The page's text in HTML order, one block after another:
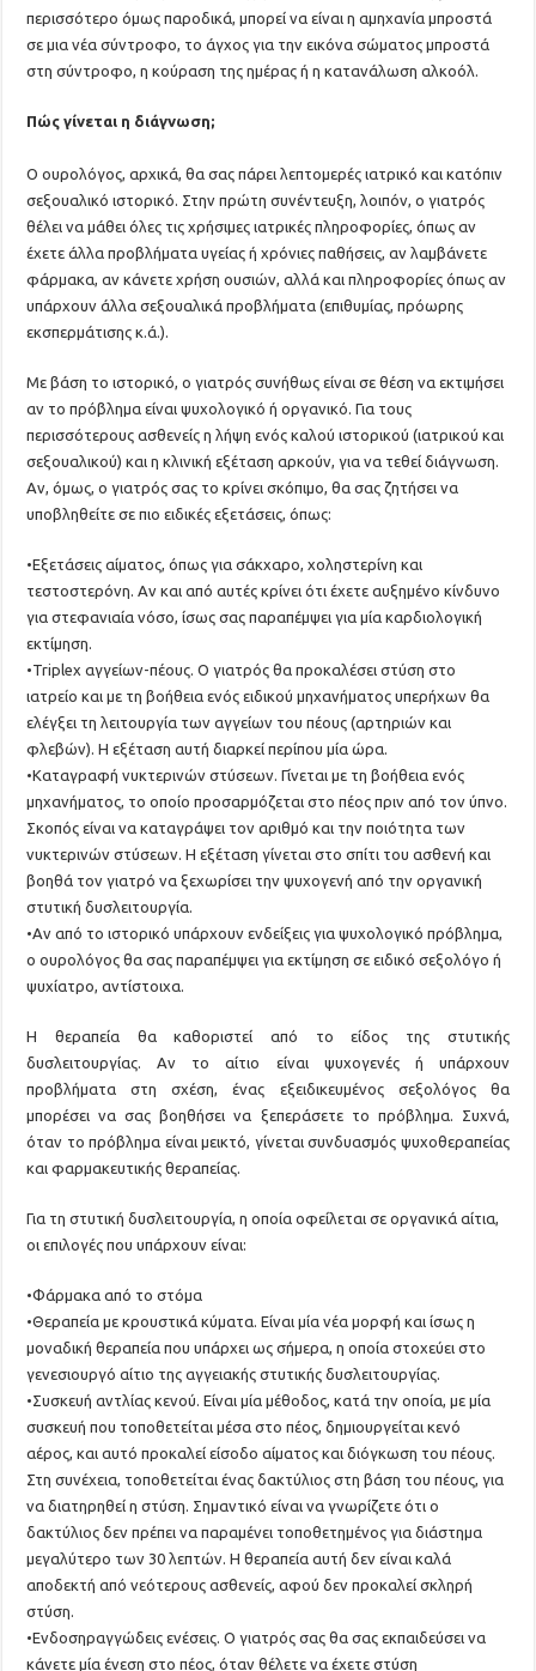
περισσότερο όμως παροδικά, μπορεί να είναι η αμηχανία μπροστά
σε μια νέα σύντροφο, το άγχος για την εικόνα σώματος μπροστά
στη σύντροφο, η κούραση της ημέρας ή η κατανάλωση αλκοόλ.
Πώς γίνεται η διάγνωση;
Ο ουρολόγος, αρχικά, θα σας πάρει λεπτομερές ιατρικό και κατόπιν
σεξουαλικό ιστορικό. Στην πρώτη συνέντευξη, λοιπόν, ο γιατρός
θέλει να μάθει όλες τις χρήσιμες ιατρικές πληροφορίες, όπως αν
έχετε άλλα προβλήματα υγείας ή χρόνιες παθήσεις, αν λαμβάνετε
φάρμακα, αν κάνετε χρήση ουσιών, αλλά και πληροφορίες όπως αν
υπάρχουν άλλα σεξουαλικά προβλήματα (επιθυμίας, πρόωρης
εκσπερμάτισης κ.ά.).
Με βάση το ιστορικό, ο γιατρός συνήθως είναι σε θέση να εκτιμήσει
αν το πρόβλημα είναι ψυχολογικό ή οργανικό. Για τους
περισσότερους ασθενείς η λήψη ενός καλού ιστορικού (ιατρικού και
σεξουαλικού) και η κλινική εξέταση αρκούν, για να τεθεί διάγνωση.
Αν, όμως, ο γιατρός σας το κρίνει σκόπιμο, θα σας ζητήσει να
υποβληθείτε σε πιο ειδικές εξετάσεις, όπως:
•Εξετάσεις αίματος, όπως για σάκχαρο, χοληστερίνη και
τεστοστερόνη. Αν και από αυτές κρίνει ότι έχετε αυξημένο κίνδυνο
για στεφανιαία νόσο, ίσως σας παραπέμψει για μία καρδιολογική
εκτίμηση.
•Triplex αγγείων-πέους. Ο γιατρός θα προκαλέσει στύση στο
ιατρείο και με τη βοήθεια ενός ειδικού μηχανήματος υπερήχων θα
ελέγξει τη λειτουργία των αγγείων του πέους (αρτηριών και
φλεβών). Η εξέταση αυτή διαρκεί περίπου μία ώρα.
•Καταγραφή νυκτερινών στύσεων. Γίνεται με τη βοήθεια ενός
μηχανήματος, το οποίο προσαρμόζεται στο πέος πριν από τον ύπνο.
Σκοπός είναι να καταγράψει τον αριθμό και την ποιότητα των
νυκτερινών στύσεων. Η εξέταση γίνεται στο σπίτι του ασθενή και
βοηθά τον γιατρό να ξεχωρίσει την ψυχογενή από την οργανική
στυτική δυσλειτουργία.
•Αν από το ιστορικό υπάρχουν ενδείξεις για ψυχολογικό πρόβλημα,
ο ουρολόγος θα σας παραπέμψει για εκτίμηση σε ειδικό σεξολόγο ή
ψυχίατρο, αντίστοιχα.
Η θεραπεία θα καθοριστεί από το είδος της στυτικής
δυσλειτουργίας. Αν το αίτιο είναι ψυχογενές ή υπάρχουν
προβλήματα στη σχέση, ένας εξειδικευμένος σεξολόγος θα
μπορέσει να σας βοηθήσει να ξεπεράσετε το πρόβλημα. Συχνά,
όταν το πρόβλημα είναι μεικτό, γίνεται συνδυασμός ψυχοθεραπείας
και φαρμακευτικής θεραπείας.
Για τη στυτική δυσλειτουργία, η οποία οφείλεται σε οργανικά αίτια,
οι επιλογές που υπάρχουν είναι:
•Φάρμακα από το στόμα
•Θεραπεία με κρουστικά κύματα. Είναι μία νέα μορφή και ίσως η
μοναδική θεραπεία που υπάρχει ως σήμερα, η οποία στοχεύει στο
γενεσιουργό αίτιο της αγγειακής στυτικής δυσλειτουργίας.
•Συσκευή αντλίας κενού. Είναι μία μέθοδος, κατά την οποία, με μία
συσκευή που τοποθετείται μέσα στο πέος, δημιουργείται κενό
αέρος, και αυτό προκαλεί είσοδο αίματος και διόγκωση του πέους.
Στη συνέχεια, τοποθετείται ένας δακτύλιος στη βάση του πέους, για
να διατηρηθεί η στύση. Σημαντικό είναι να γνωρίζετε ότι ο
δακτύλιος δεν πρέπει να παραμένει τοποθετημένος για διάστημα
μεγαλύτερο των 30 λεπτών. Η θεραπεία αυτή δεν είναι καλά
αποδεκτή από νεότερους ασθενείς, αφού δεν προκαλεί σκληρή
στύση.
•Ενδοσηραγγώδεις ενέσεις. Ο γιατρός σας θα σας εκπαιδεύσει να
κάνετε μία ένεση στο πέος, όταν θέλετε να έχετε στύση